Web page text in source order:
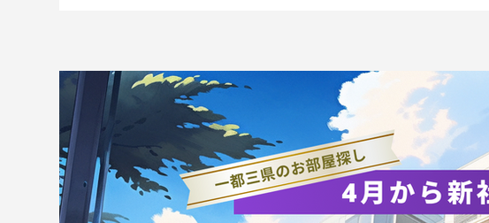
【試合結果】強化試合 VS法
政大学
【夏合宿のご支
受入についての